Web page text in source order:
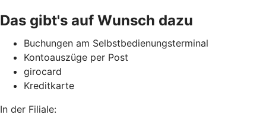
Das gibt's auf Wunsch dazu
Buchungen am Selbstbedienungsterminal
Kontoauszüge per Post
girocard
Kreditkarte
In der Filiale: